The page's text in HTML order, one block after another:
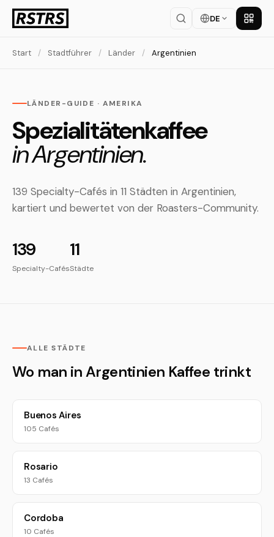
DE App
Start / Stadtführer / Länder / Argentinien
LÄNDER-GUIDE · AMERIKA
Spezialitätenkaffee
in Argentinien.
139 Specialty-Cafés in 11 Städten in Argentinien,
kartiert und bewertet von der Roasters-Community.
139
Specialty-Cafés
11
Städte
ALLE STÄDTE
Wo man in Argentinien Kaffee trinkt
Buenos Aires
105 Cafés
Rosario
13 Cafés
Cordoba
10 Cafés